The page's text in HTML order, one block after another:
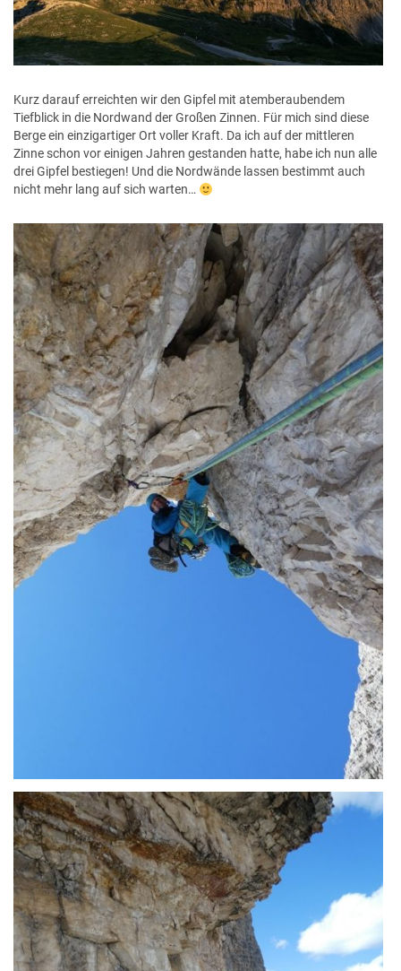
Kurz darauf erreichten wir den Gipfel mit atemberaubendem
Tiefblick in die Nordwand der Großen Zinnen. Für mich sind diese
Berge ein einzigartiger Ort voller Kraft. Da ich auf der mittleren
Zinne schon vor einigen Jahren gestanden hatte, habe ich nun alle
drei Gipfel bestiegen! Und die Nordwände lassen bestimmt auch
nicht mehr lang auf sich warten…